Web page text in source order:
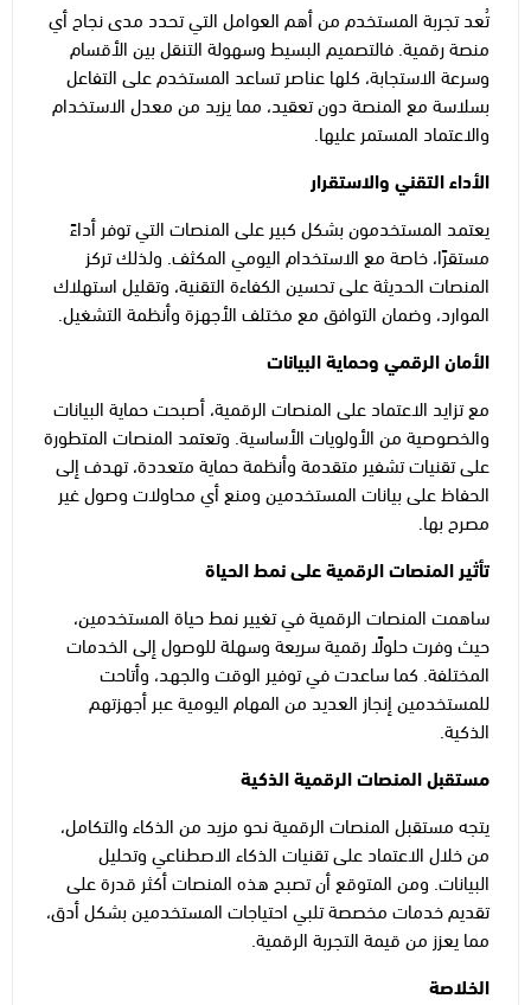
تُعد تجربة المستخدم من أهم العوامل التي تحدد مدى نجاح أي
منصة رقمية. فالتصميم البسيط وسهولة التنقل بين الأقسام
وسرعة الاستجابة، كلها عناصر تساعد المستخدم على التفاعل
بسلاسة مع المنصة دون تعقيد، مما يزيد من معدل الاستخدام
والاعتماد المستمر عليها.
الأداء التقني والاستقرار
يعتمد المستخدمون بشكل كبير على المنصات التي توفر أداءً
مستقرًا، خاصة مع الاستخدام اليومي المكثف. ولذلك تركز
المنصات الحديثة على تحسين الكفاءة التقنية، وتقليل استهلاك
الموارد، وضمان التوافق مع مختلف الأجهزة وأنظمة التشغيل.
الأمان الرقمي وحماية البيانات
مع تزايد الاعتماد على المنصات الرقمية، أصبحت حماية البيانات
والخصوصية من الأولويات الأساسية. وتعتمد المنصات المتطورة
على تقنيات تشفير متقدمة وأنظمة حماية متعددة، تهدف إلى
الحفاظ على بيانات المستخدمين ومنع أي محاولات وصول غير
مصرح بها.
تأثير المنصات الرقمية على نمط الحياة
ساهمت المنصات الرقمية في تغيير نمط حياة المستخدمين،
حيث وفرت حلولًا رقمية سريعة وسهلة للوصول إلى الخدمات
المختلفة. كما ساعدت في توفير الوقت والجهد، وأتاحت
للمستخدمين إنجاز العديد من المهام اليومية عبر أجهزتهم
الذكية.
مستقبل المنصات الرقمية الذكية
يتجه مستقبل المنصات الرقمية نحو مزيد من الذكاء والتكامل،
من خلال الاعتماد على تقنيات الذكاء الاصطناعي وتحليل
البيانات. ومن المتوقع أن تصبح هذه المنصات أكثر قدرة على
تقديم خدمات مخصصة تلبي احتياجات المستخدمين بشكل أدق،
مما يعزز من قيمة التجربة الرقمية.
الخلاصة